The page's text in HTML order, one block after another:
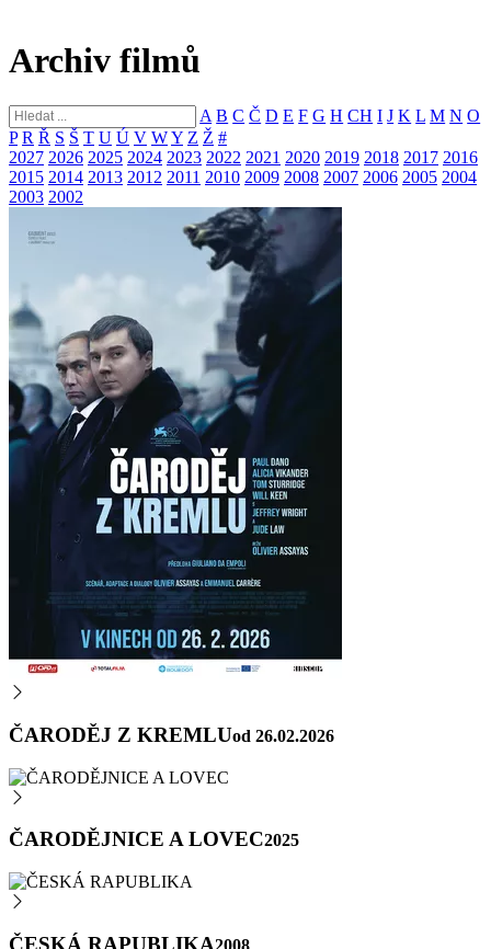
Archiv filmů
A B C Č D E F G H CH I J K L M N O
P R Ř S Š T U Ú V WY Z Ž #
2027 2026 2025 2024 2023 2022 2021 2020 2019 2018 2017 2016
2015 2014 2013 2012 2011 2010 2009 2008 2007 2006 2005 2004
2003 2002
ČARODĚJ Z KREMLUod 26.02.2026
ČARODĚJNICE A LOVEC2025
ČESKÁ RAPUBLIKA2008